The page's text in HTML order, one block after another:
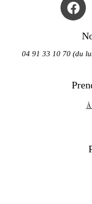
04 91 33 10 70 (du